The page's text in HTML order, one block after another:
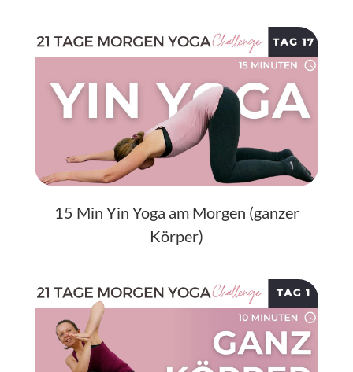
15 Min Yin Yoga am Morgen (ganzer
Körper)